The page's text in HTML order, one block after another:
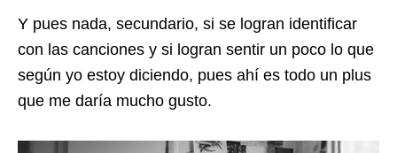
Y pues nada, secundario, si se logran identificar
con las canciones y si logran sentir un poco lo que
según yo estoy diciendo, pues ahí es todo un plus
que me daría mucho gusto.